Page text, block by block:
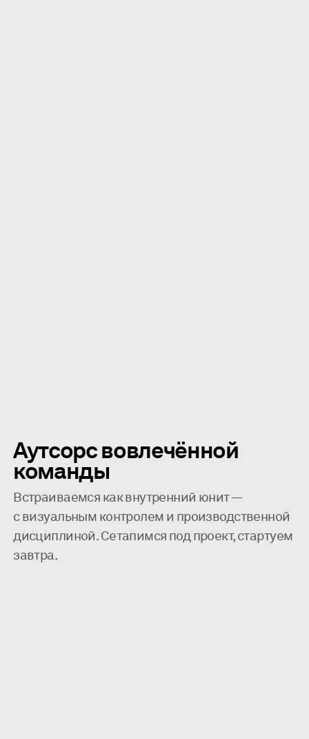
Аутсорс вовлечённой
команды
Встраиваемся как внутренний юнит —
с визуальным контролем и производственной
дисциплиной. Сетапимся под проект, стартуем
завтра.